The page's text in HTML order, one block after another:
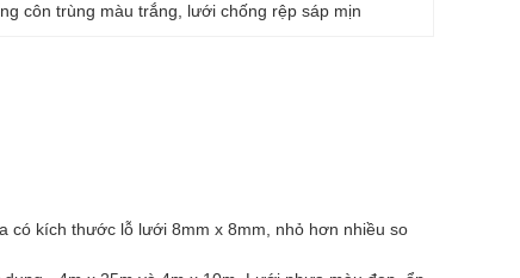
côn trùng màu trắng lưới chống rệp sáp mịn
có kích thước lỗ lưới 8mm x 8mm, nhỏ hơn nhiều so